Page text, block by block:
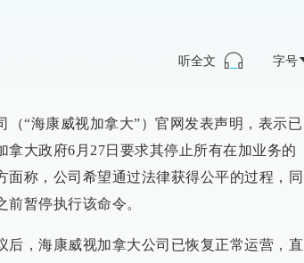
听全文 字号
（“海康威视加拿大”）官网发表声明，表示已
大政府6月27日要求其停止所有在加业务的
面称，公司希望通过法律获得公平的过程，同
暂停执行该命令。
后，海康威视加拿大公司已恢复正常运营，直